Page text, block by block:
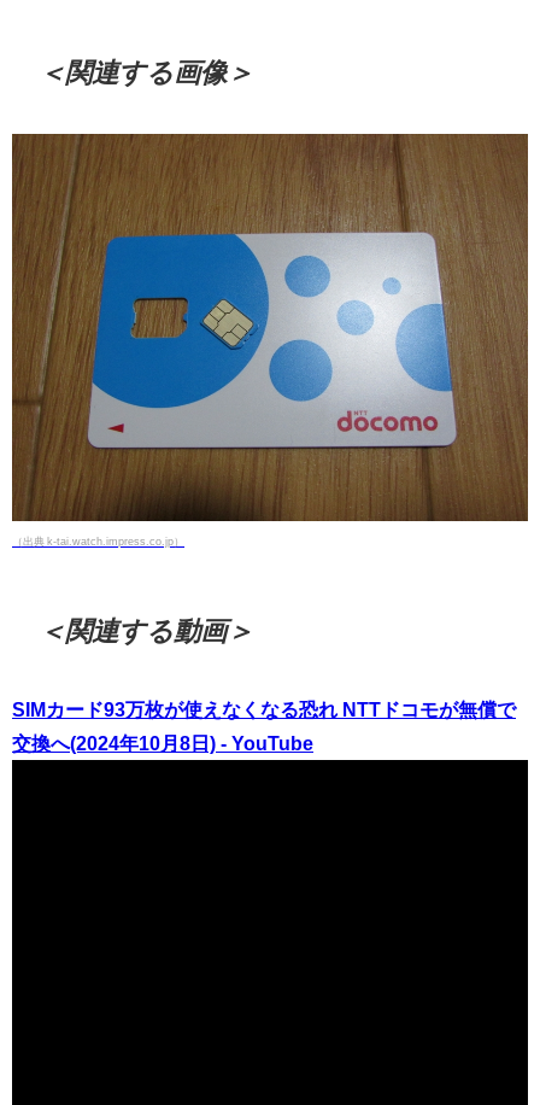
＜関連する画像＞
（出典 k-tai.watch.impress.co.jp）
＜関連する動画＞
SIMカード93万枚が使えなくなる恐れ NTTドコモが無償で
交換へ(2024年10月8日) - YouTube